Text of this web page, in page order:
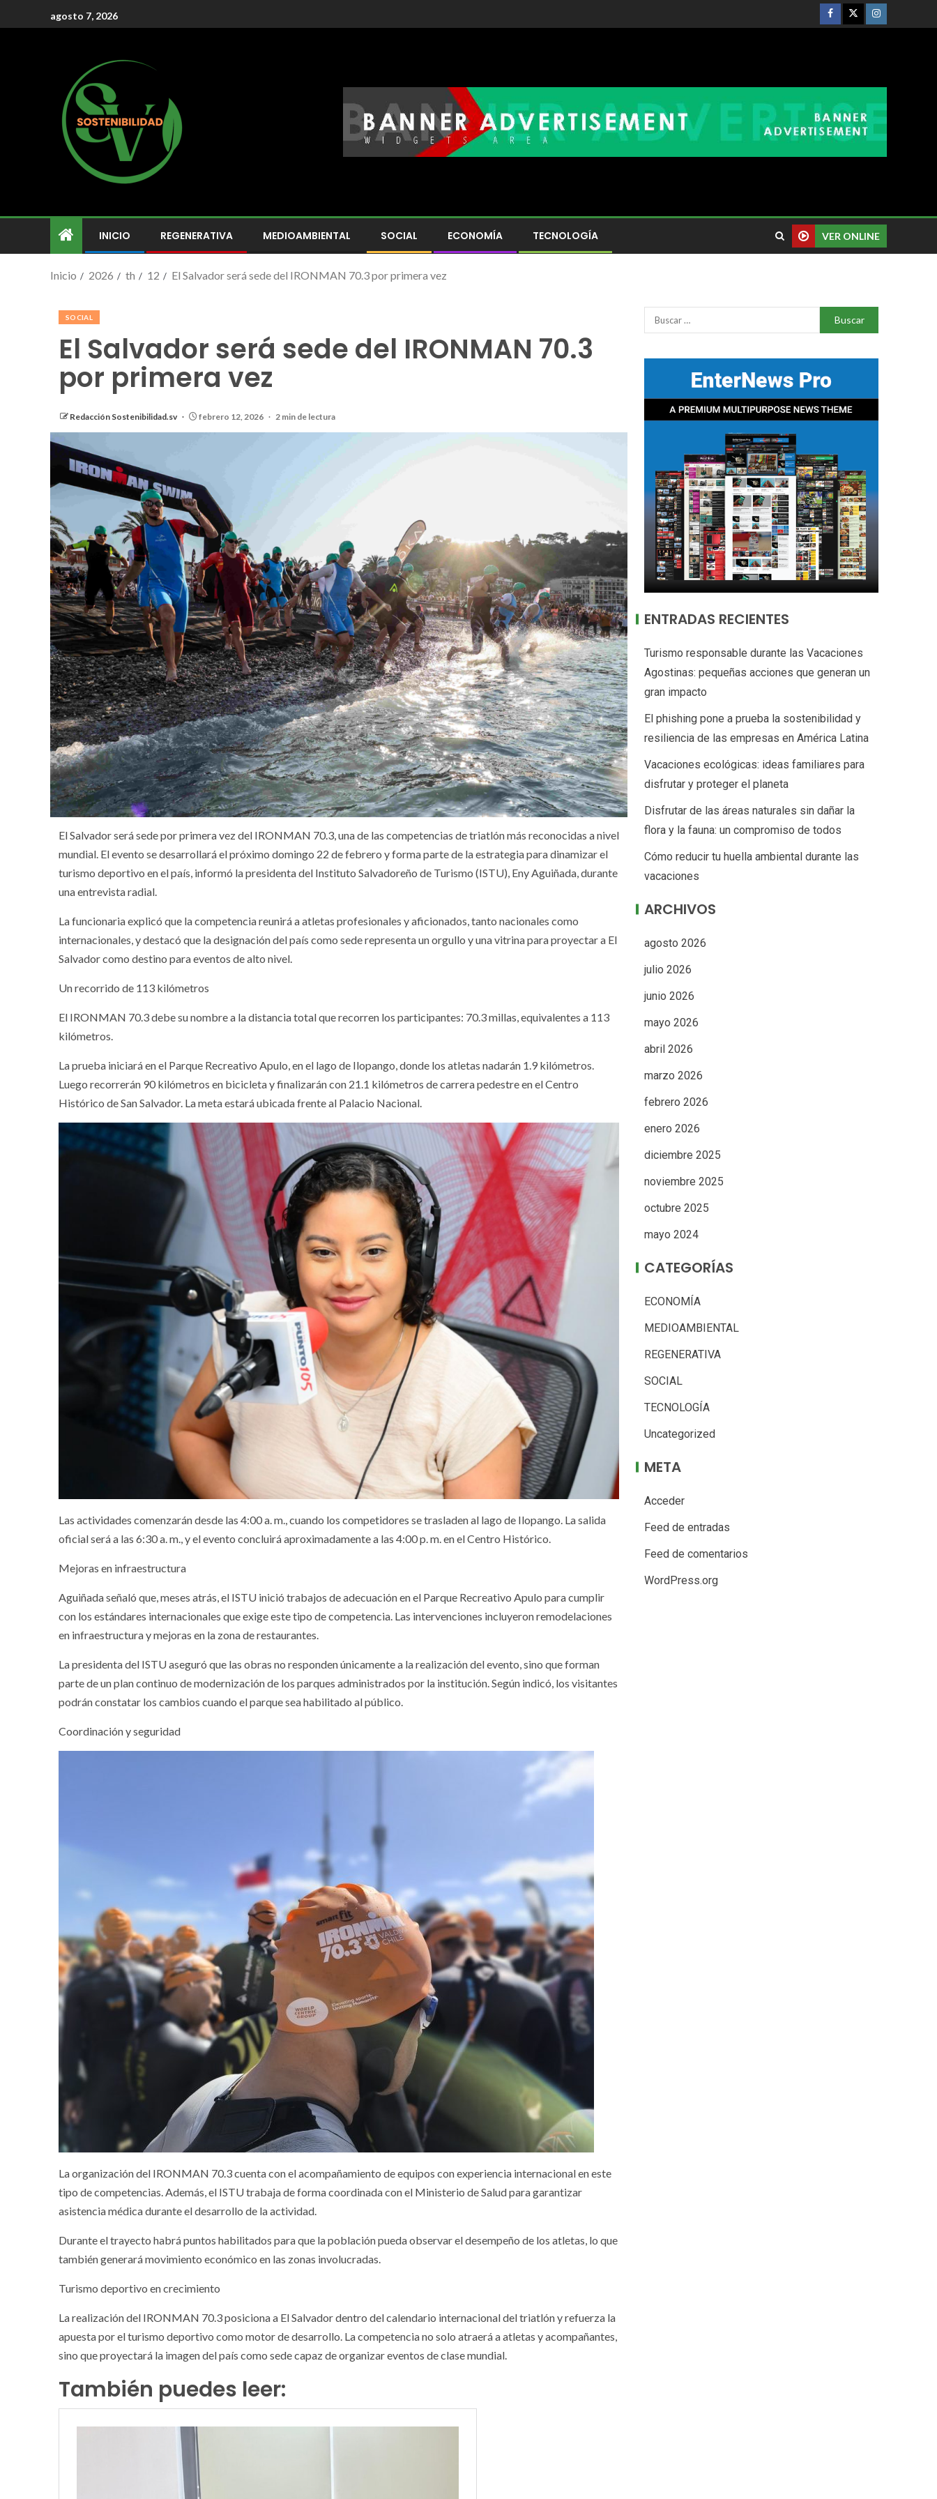
agosto 7, 2026
INICIO REGENERATIVA MEDIOAMBIENTAL SOCIAL ECONOMÍA TECNOLOGÍA VER ONLINE
Inicio 2026 th 12 El Salvador será sede del IRONMAN 70.3 por primera vez
SOCIAL
El Salvador será sede del IRONMAN 70.3
por primera vez
Redacción Sostenibilidad.sv febrero 12, 2026 2 min de lectura
El Salvador será sede por primera vez del IRONMAN 70.3, una de las competencias de triatlón más reconocidas a nivel
mundial. El evento se desarrollará el próximo domingo 22 de febrero y forma parte de la estrategia para dinamizar el
turismo deportivo en el país, informó la presidenta del Instituto Salvadoreño de Turismo (ISTU), Eny Aguiñada, durante
una entrevista radial.
La funcionaria explicó que la competencia reunirá a atletas profesionales y aficionados, tanto nacionales como
internacionales, y destacó que la designación del país como sede representa un orgullo y una vitrina para proyectar a El
Salvador como destino para eventos de alto nivel.
Un recorrido de 113 kilómetros
El IRONMAN 70.3 debe su nombre a la distancia total que recorren los participantes: 70.3 millas, equivalentes a 113
kilómetros.
La prueba iniciará en el Parque Recreativo Apulo, en el lago de Ilopango, donde los atletas nadarán 1.9 kilómetros.
Luego recorrerán 90 kilómetros en bicicleta y finalizarán con 21.1 kilómetros de carrera pedestre en el Centro
Histórico de San Salvador. La meta estará ubicada frente al Palacio Nacional.
Las actividades comenzarán desde las 4:00 a. m., cuando los competidores se trasladen al lago de Ilopango. La salida
oficial será a las 6:30 a. m., y el evento concluirá aproximadamente a las 4:00 p. m. en el Centro Histórico.
Mejoras en infraestructura
Aguiñada señaló que, meses atrás, el ISTU inició trabajos de adecuación en el Parque Recreativo Apulo para cumplir
con los estándares internacionales que exige este tipo de competencia. Las intervenciones incluyeron remodelaciones
en infraestructura y mejoras en la zona de restaurantes.
La presidenta del ISTU aseguró que las obras no responden únicamente a la realización del evento, sino que forman
parte de un plan continuo de modernización de los parques administrados por la institución. Según indicó, los visitantes
podrán constatar los cambios cuando el parque sea habilitado al público.
Coordinación y seguridad
La organización del IRONMAN 70.3 cuenta con el acompañamiento de equipos con experiencia internacional en este
tipo de competencias. Además, el ISTU trabaja de forma coordinada con el Ministerio de Salud para garantizar
asistencia médica durante el desarrollo de la actividad.
Durante el trayecto habrá puntos habilitados para que la población pueda observar el desempeño de los atletas, lo que
también generará movimiento económico en las zonas involucradas.
Turismo deportivo en crecimiento
La realización del IRONMAN 70.3 posiciona a El Salvador dentro del calendario internacional del triatlón y refuerza la
apuesta por el turismo deportivo como motor de desarrollo. La competencia no solo atraerá a atletas y acompañantes,
sino que proyectará la imagen del país como sede capaz de organizar eventos de clase mundial.
También puedes leer:
ENTRADAS RECIENTES
Turismo responsable durante las Vacaciones
Agostinas: pequeñas acciones que generan un
gran impacto
El phishing pone a prueba la sostenibilidad y
resiliencia de las empresas en América Latina
Vacaciones ecológicas: ideas familiares para
disfrutar y proteger el planeta
Disfrutar de las áreas naturales sin dañar la
flora y la fauna: un compromiso de todos
Cómo reducir tu huella ambiental durante las
vacaciones
ARCHIVOS
agosto 2026
julio 2026
junio 2026
mayo 2026
abril 2026
marzo 2026
febrero 2026
enero 2026
diciembre 2025
noviembre 2025
octubre 2025
mayo 2024
CATEGORÍAS
ECONOMÍA
MEDIOAMBIENTAL
REGENERATIVA
SOCIAL
TECNOLOGÍA
Uncategorized
META
Acceder
Feed de entradas
Feed de comentarios
WordPress.org